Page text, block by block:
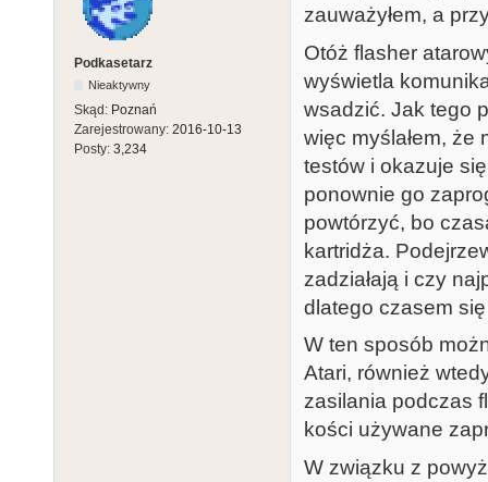
Podkasetarz
Nieaktywny
Skąd: Poznań
Zarejestrowany: 2016-10-13
Posty: 3,234
zauważyłem, a
Otóż flasher
wyświetla
wsadzić. Jak tego
więc myślałem, że
testów i okazuje
ponownie go
powtórzyć, bo
kartridża.
zadziałają i czy
dlatego czasem
W ten sposób
Atari, również
zasilania podczas
kości używane
W związku z